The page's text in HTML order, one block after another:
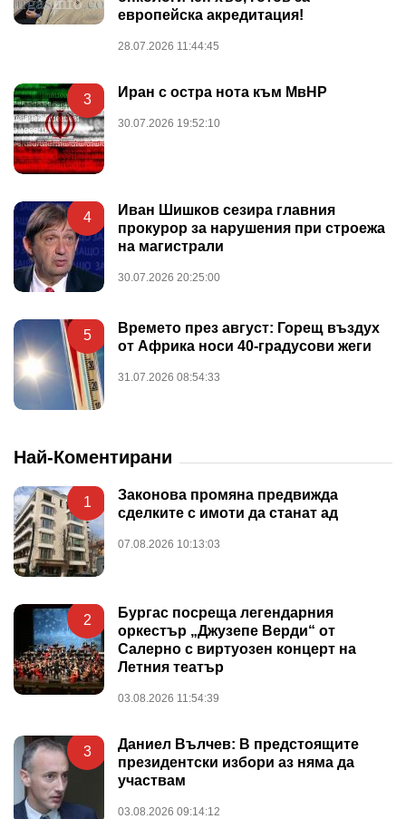
европейска акредитация!
28.07.2026 11:44:45
3 Иран с остра нота към МвНР
30.07.2026 19:52:10
4
Иван Шишков сезира главния
прокурор за нарушения при строежа
на магистрали
30.07.2026 20:25:00
5
Времето през август: Горещ въздух
от Африка носи 40-градусови жеги
31.07.2026 08:54:33
Най-Коментирани
1
Законова промяна предвижда
сделките с имоти да станат ад
07.08.2026 10:13:03
2
Бургас посреща легендарния
оркестър „Джузепе Верди“ от
Салерно с виртуозен концерт на
Летния театър
03.08.2026 11:54:39
3
Даниел Вълчев: В предстоящите
президентски избори аз няма да
участвам
03.08.2026 09:14:12